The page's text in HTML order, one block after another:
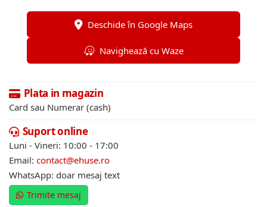
Deschide în Google Maps
Navighează cu Waze
Plata in magazin
Card sau Numerar (cash)
Suport online
Luni - Vineri: 10:00 - 17:00
Email: contact@ehuse.ro
WhatsApp: doar mesaj text
Trimite mesaj